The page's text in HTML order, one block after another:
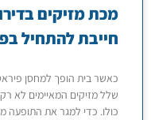
מכת מזיקים
חייבת להתחיל
כאשר בית הופך למחסן
שלל מזיקים המאיימים לא
כולו. כדי למגר את התופעה